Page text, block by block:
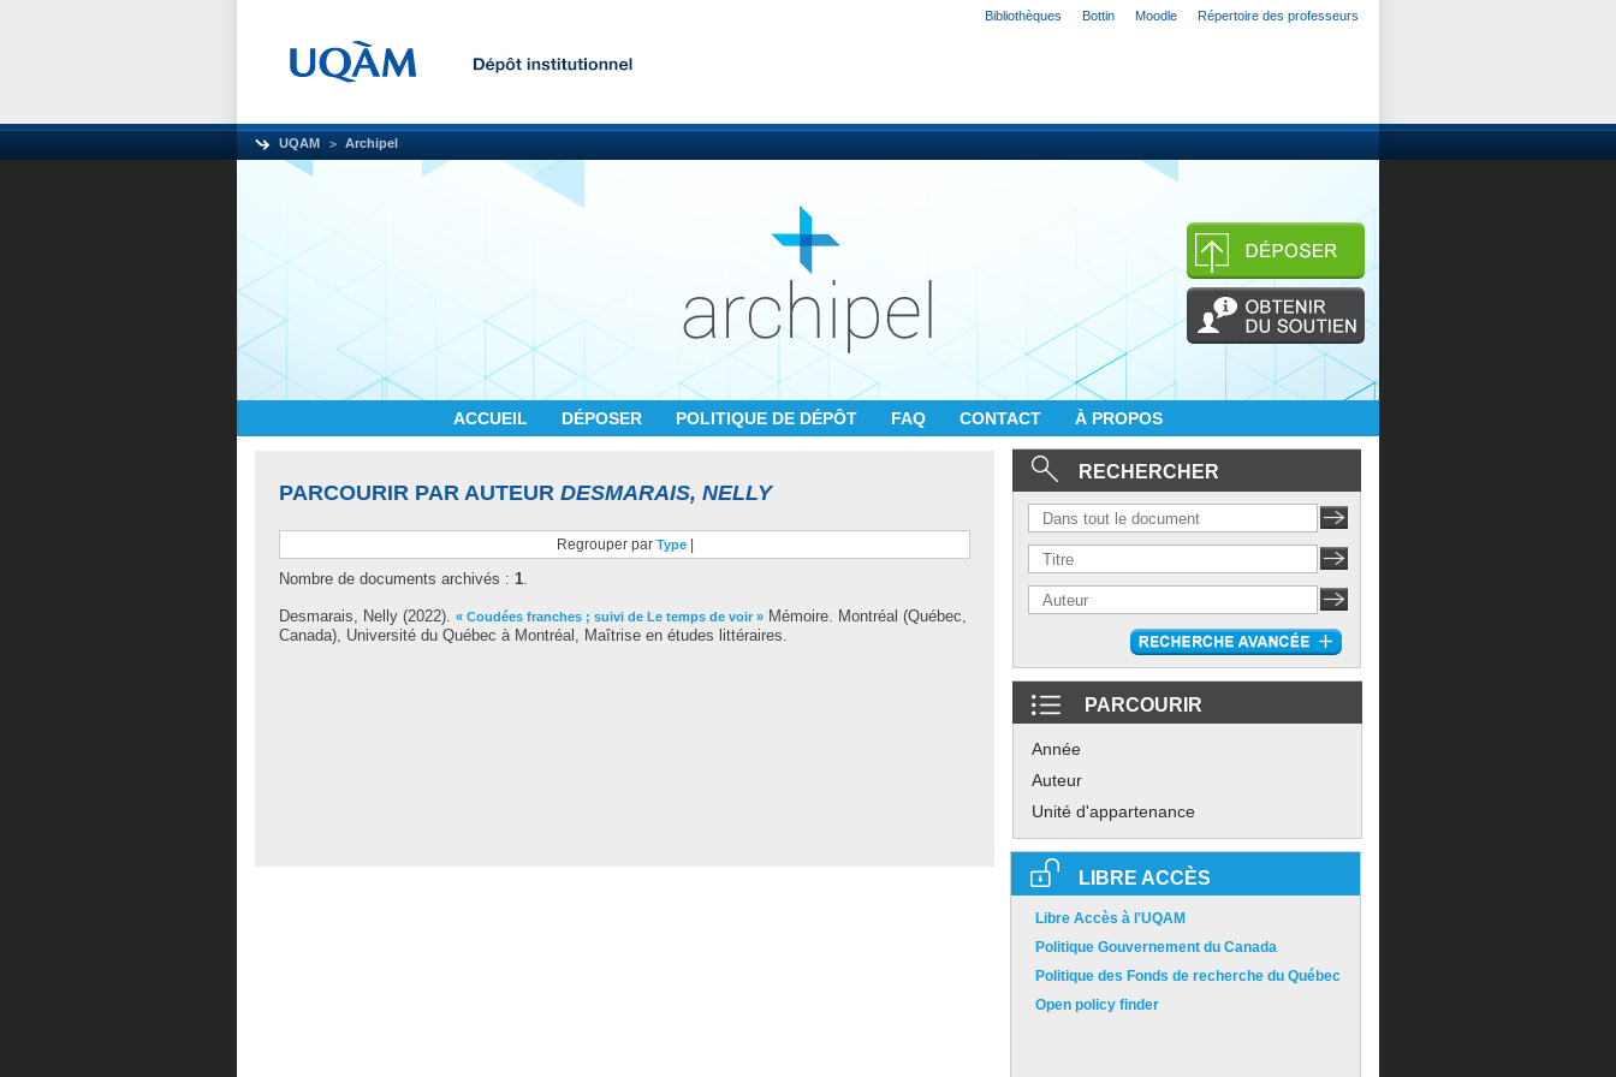
Bibliothèques Bottin Moodle Répertoire des professeurs
UQAM Archipel
ACCUEIL DÉPOSER POLITIQUE DE DÉPÔT FAQ CONTACT À PROPOS
PARCOURIR PAR AUTEUR DESMARAIS, NELLY
Regrouper par Type
Nombre de documents archivés : 1.
Desmarais, Nelly (2022). « Coudées franches ; suivi de Le temps de voir » Mémoire. Montréal (Québec,
Canada), Université du Québec à Montréal, Maîtrise en études littéraires.
RECHERCHER
PARCOURIR
Année
Auteur
Unité d'appartenance
LIBRE ACCÈS
Libre Accès à l'UQAM
Politique Gouvernement du Canada
Politique des Fonds de recherche du Québec
Open policy finder